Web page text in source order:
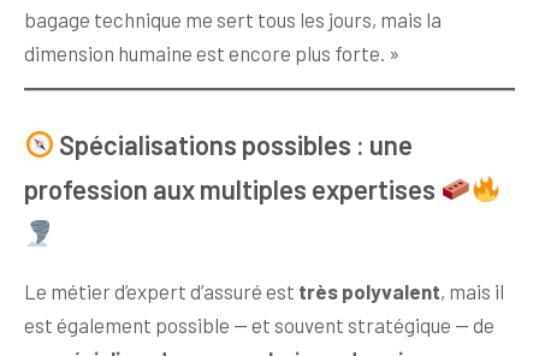
bagage technique me sert tous les jours, mais la
dimension humaine est encore plus forte. »
Spécialisations possibles : une
profession aux multiples expertises
Le métier d’expert d’assuré est très polyvalent, mais il
est également possible — et souvent stratégique — de